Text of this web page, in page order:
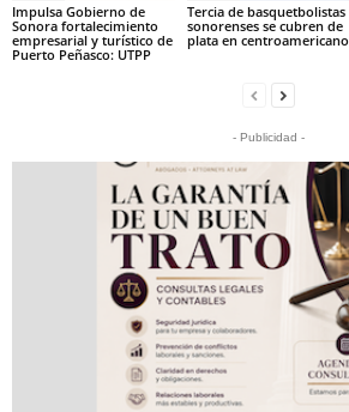
Impulsa Gobierno de
Sonora fortalecimiento
empresarial y turístico de
Puerto Peñasco: UTPP
Tercia de basquetbolistas
sonorenses se cubren de
plata en centroamericano
- Publicidad -